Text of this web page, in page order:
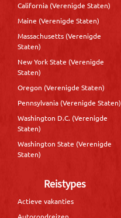
California (Verenigde Staten)
Maine (Verenigde Staten)
Massachusetts (Verenigde
Staten)
New York State (Verenigde
Staten)
Oregon (Verenigde Staten)
Pennsylvania (Verenigde Staten)
Washington D.C. (Verenigde
Staten)
Washington State (Verenigde
Staten)
Reistypes
Actieve vakanties